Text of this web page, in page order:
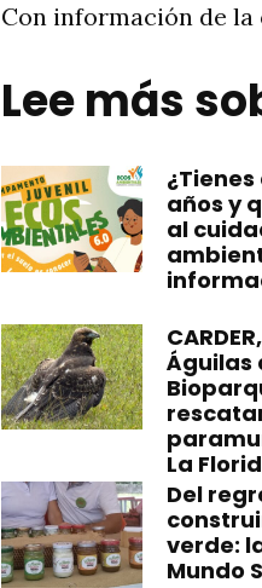
Con información de la
Lee más
¿Tienes
años y
al
Águilas
La
Del
verde:
Mundo